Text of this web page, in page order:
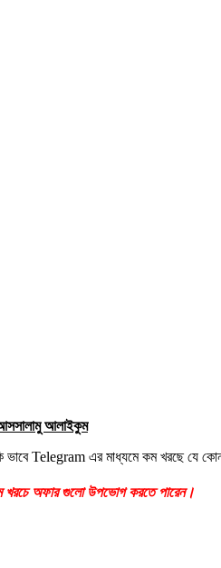
আলাইকুম
Telegram এর মাধ্যমে কম খরছে যে কোন
খরচে অফার গুলো উপভোগ করতে পারেন।